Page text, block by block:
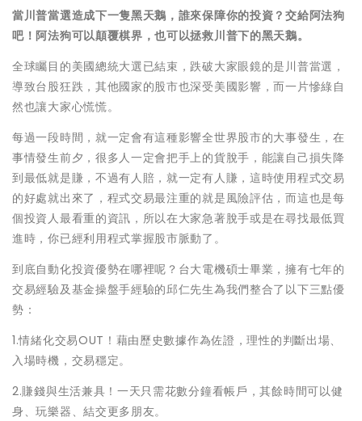
當川普當選造成下一隻黑天鵝，誰來保障你的投資？交給阿法狗
吧！阿法狗可以顛覆棋界，也可以拯救川普下的黑天鵝。
全球矚目的美國總統大選已結束，跌破大家眼鏡的是川普當選，
導致台股狂跌，其他國家的股市也深受美國影響，而一片慘綠自
然也讓大家心慌慌。
每過一段時間，就一定會有這種影響全世界股市的大事發生，在
事情發生前夕，很多人一定會把手上的貨脫手，能讓自己損失降
到最低就是賺，不過有人賠，就一定有人賺，這時使用程式交易
的好處就出來了，程式交易最注重的就是風險評估，而這也是每
個投資人最看重的資訊，所以在大家急著脫手或是在尋找最低買
進時，你已經利用程式掌握股市脈動了。
到底自動化投資優勢在哪裡呢？台大電機碩士畢業，擁有七年的
交易經驗及基金操盤手經驗的邱仁先生為我們整合了以下三點優
勢：
1.情緒化交易OUT！藉由歷史數據作為佐證，理性的判斷出場、
入場時機，交易穩定。
2.賺錢與生活兼具！一天只需花數分鐘看帳戶，其餘時間可以健
身、玩樂器、結交更多朋友。